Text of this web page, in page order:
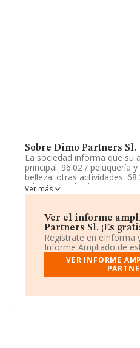
Sobre Dimo Partners Sl.
La sociedad informa que su
principal: 96.02 / peluquería
belleza. otras actividades:
administración de la
actividades de contabilidad,
propiedad inmobiliaria,
registrada como Sociedad
actividad CNAE como
sociedad no tiene actividad
La sociedadDimo Partners
encuentra en Calle Lleida
Ver más
Ver el informe
Partners Sl. ¡Es
Regístrate en eInforma
Informe Ampliado de
VER INFORME